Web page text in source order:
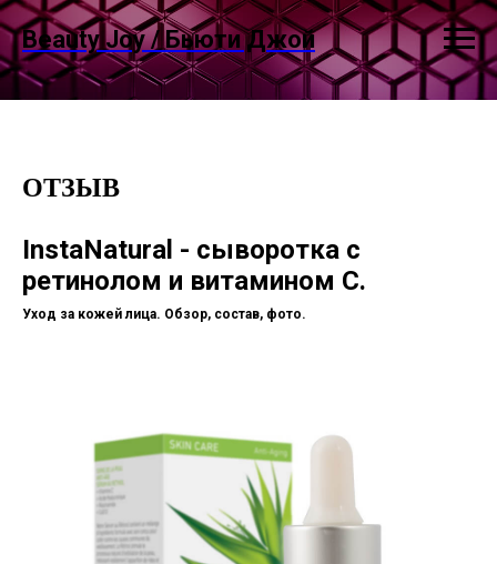
Beauty Joy / Бьюти Джой
ОТЗЫВ
InstaNatural - сыворотка с
ретинолом и витамином С.
Уход за кожей лица. Обзор, состав, фото.